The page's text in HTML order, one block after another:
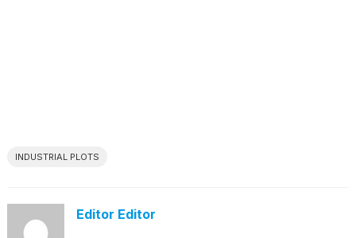
INDUSTRIAL PLOTS
Editor Editor